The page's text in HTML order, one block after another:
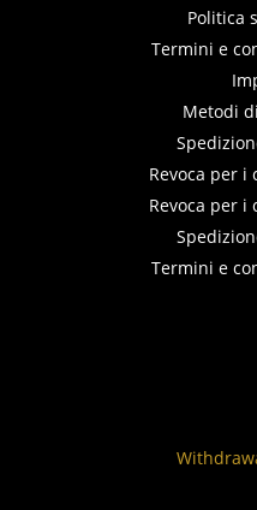
Politica
Termini e
Metodi
Revoca per
Revoca per
Termini e